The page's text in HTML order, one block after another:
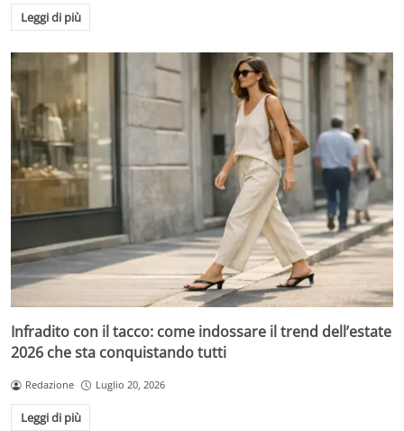
Leggi di più
Infradito con il tacco: come indossare il trend dell’estate
2026 che sta conquistando tutti
Redazione Luglio 20, 2026
Leggi di più